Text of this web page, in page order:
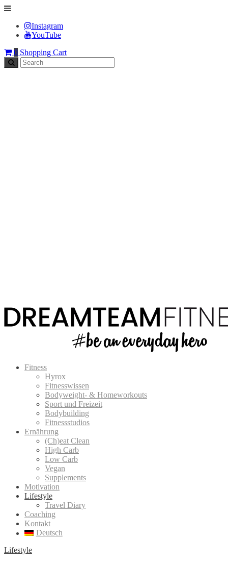
Instagram
YouTube
0 Shopping Cart
Fitness
Hyrox
Fitnesswissen
Bodyweight- & Homeworkouts
Sport und Freizeit
Bodybuilding
Fitnessstudios
Ernährung
(Ch)eat Clean
High Carb
Low Carb
Vegan
Supplements
Motivation
Lifestyle
Travel Diary
Coaching
Kontakt
Deutsch
Lifestyle